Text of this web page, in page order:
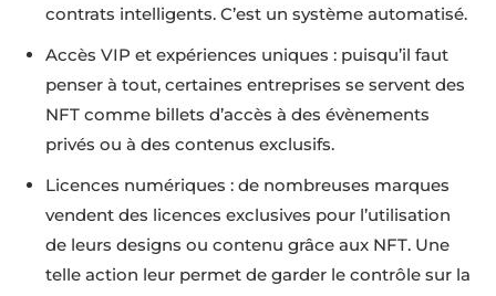
contrats intelligents. C’est un système automatisé.
Accès VIP et expériences uniques : puisqu’il faut
penser à tout, certaines entreprises se servent des
NFT comme billets d’accès à des évènements
privés ou à des contenus exclusifs.
Licences numériques : de nombreuses marques
vendent des licences exclusives pour l’utilisation
de leurs designs ou contenu grâce aux NFT. Une
telle action leur permet de garder le contrôle sur la